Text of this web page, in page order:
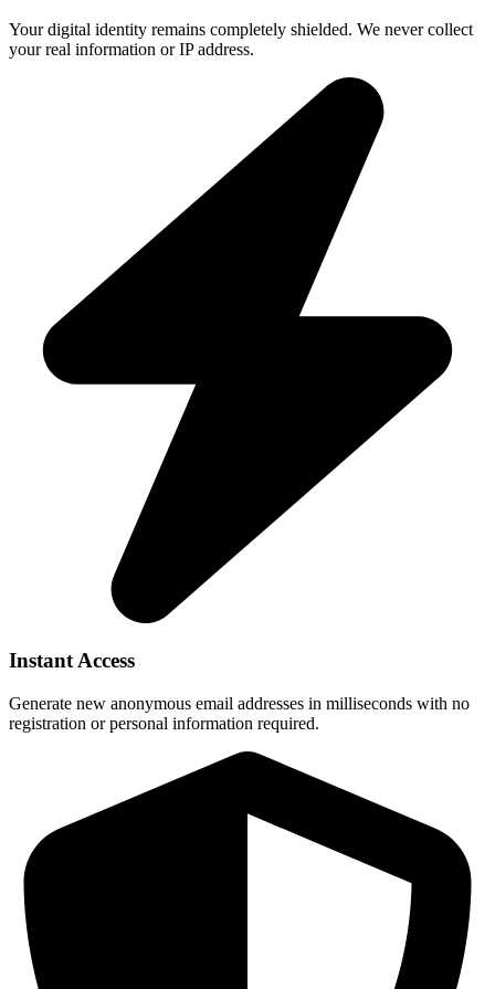
Your digital identity remains completely shielded. We never collect
your real information or IP address.
Instant Access
Generate new anonymous email addresses in milliseconds with no
registration or personal information required.